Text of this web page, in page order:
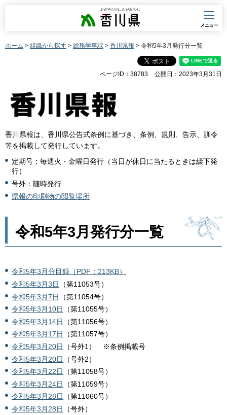
香川県
メニュー
ホーム > 組織から探す > 総務学事課 > 香川県報 > 令和5年3月発行分一覧
ページID：38783 公開日：2023年3月31日
香川県報は、香川県公告式条例に基づき、条例、規則、告示、訓令
等を掲載して発行しています。
定期号：毎週火・金曜日発行（当日が休日に当たるときは繰下発
行）
号外：随時発行
県報の印刷物の閲覧場所
令和5年3月発行分一覧
令和5年3月分目録（PDF：213KB）
令和5年3月3日
（第11053号）
令和5年3月7日
（第11054号）
令和5年3月10日
（第11055号）
令和5年3月14日
（第11056号）
令和5年3月17日
（第11057号）
令和5年3月20日
（号外1） ※条例掲載号
令和5年3月20日
（号外2）
令和5年3月22日
（第11058号）
令和5年3月24日
（第11059号）
令和5年3月28日
（第11060号）
令和5年3月28日
（号外）